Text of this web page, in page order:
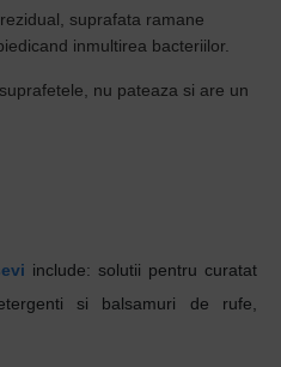
suprafata ramane
inmultirea bacteriilor.
nu pateaza si are un
include: solutii pentru curatat
si balsamuri de rufe,